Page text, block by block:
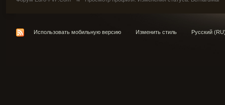
Использовать мобильную версию Изменить стиль Русский